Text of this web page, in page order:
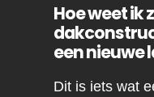
Hoe weet ik
een nieuwe
Dit is iets wat